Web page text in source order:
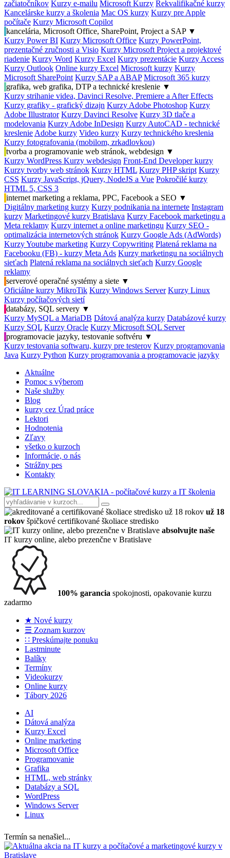
začiatočníkov Kurzy e-mailu Microsoft Kurzy Rekvalifikačné kurzy
Kancelárske kurzy a školenia Mac OS kurzy Kurzy pre Apple
počítače Kurzy Microsoft Copilot
kancelária, Microsoft Office, SharePoint, Project a SAP ▼
Kurzy Power BI Kurzy Microsoft Office Kurzy PowerPoint,
prezentačné zručnosti a Visio Kurzy Microsoft Project a projektové
riadenie Kurzy Word Kurzy Excel Kurzy prezentácie Kurzy Access
Kurzy Outlook Online kurzy Excel Microsoft kurzy Kurzy
Microsoft SharePoint Kurzy SAP a ABAP Microsoft 365 kurzy
grafika, web grafika, DTP a technické kreslenie ▼
Kurzy strihanie videa, Davinci Resolve, Premiere a After Effects
Kurzy grafiky - grafický dizajn Kurzy Adobe Photoshop Kurzy
Adobe Illustrator Kurzy Davinci Resolve Kurzy 3D tlače a
modelovania Kurzy Adobe InDesign Kurzy AutoCAD - technické
kreslenie Adobe kurzy Video kurzy Kurzy technického kreslenia
Kurzy fotografovania (mobilom, zrkadlovkou)
tvorba a programovanie web stránok, webdesign ▼
Kurzy WordPress Kurzy webdesign Front-End Developer kurzy
Kurzy tvorby web stránok Kurzy HTML Kurzy PHP skript Kurzy
CSS Kurzy JavaScript, jQuery, NodeJS a Vue Pokročilé kurzy
HTML 5, CSS 3
internet marketing a reklama, PPC, Facebook a SEO ▼
Digitálny marketing kurzy Kurzy podnikania na internete Instagram
kurzy Marketingové kurzy Bratislava Kurzy Facebook marketingu a
Meta reklamy Kurzy internet a online marketingu Kurzy SEO -
optimalizácia internetových stránok Kurzy Google Ads (AdWords)
Kurzy Youtube marketing Kurzy Copywriting Platená reklama na
Facebooku (FB) - kurzy Meta Ads Kurzy marketingu na sociálnych
sieťach Platená reklama na sociálnych sieťach Kurzy Google
reklamy
serverové operačné systémy a siete ▼
Oficiálne kurzy MikroTik Kurzy Windows Server Kurzy Linux
Kurzy počítačových sietí
databázy, SQL servery ▼
Kurzy MySQL a MariaDB Dátová analýza kurzy Databázové kurzy
Kurzy SQL Kurzy Oracle Kurzy Microsoft SQL Server
programovacie jazyky, testovanie softvéru ▼
Kurzy testovania softwaru, kurzy pre testerov Kurzy programovania
Java Kurzy Python Kurzy programovania a programovacie jazyky
Aktuálne
Pomoc s výberom
Naše služby
Blog
kurzy cez Úrad práce
Lektori
Hodnotenia
Zľavy
všetko o kurzoch
Informácie, o nás
Strážny pes
Kontakty
už 18
rokov špičkové certifikované školiace stredisko
absolvujte naše
IT kurzy online, alebo prezenčne v Bratislave
100% garancia spokojnosti, opakovanie kurzu
zadarmo
★ Nové kurzy
☰ Zoznam kurzov
∷ Preskúmajte ponuku
Lastminute
Balíky
Termíny
Videokurzy
Online kurzy
Tábory 2026
AI
Dátová analýza
Kurzy Excel
Online marketing
Microsoft Office
Programovanie
Grafika
HTML, web stránky
Databázy a SQL
WordPress
Windows Server
Linux
Termín sa nenašiel...